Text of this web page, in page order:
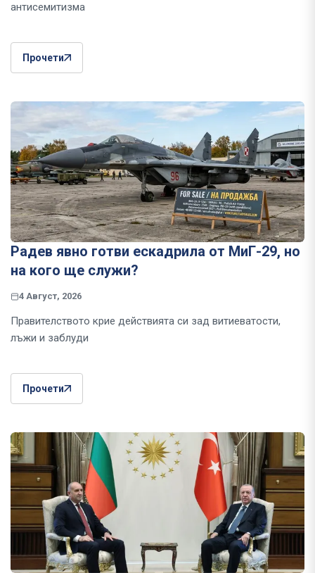
антисемитизма
Прочети
Радев явно готви ескадрила от МиГ-29, но
на кого ще служи?
4 Август, 2026
Правителството крие действията си зад витиеватости,
лъжи и заблуди
Прочети